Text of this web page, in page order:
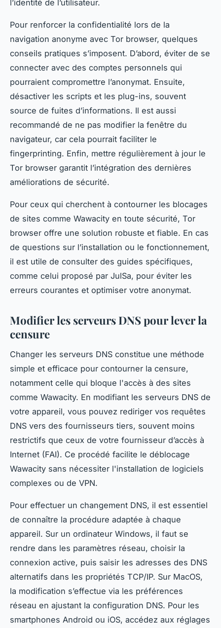
l’identité de l’utilisateur.
Pour renforcer la confidentialité lors de la
navigation anonyme avec Tor browser, quelques
conseils pratiques s’imposent. D’abord, éviter de se
connecter avec des comptes personnels qui
pourraient compromettre l’anonymat. Ensuite,
désactiver les scripts et les plug-ins, souvent
source de fuites d’informations. Il est aussi
recommandé de ne pas modifier la fenêtre du
navigateur, car cela pourrait faciliter le
fingerprinting. Enfin, mettre régulièrement à jour le
Tor browser garantit l’intégration des dernières
améliorations de sécurité.
Pour ceux qui cherchent à contourner les blocages
de sites comme Wawacity en toute sécurité, Tor
browser offre une solution robuste et fiable. En cas
de questions sur l’installation ou le fonctionnement,
il est utile de consulter des guides spécifiques,
comme celui proposé par JulSa, pour éviter les
erreurs courantes et optimiser votre anonymat.
Modifier les serveurs DNS pour lever la
censure
Changer les serveurs DNS constitue une méthode
simple et efficace pour contourner la censure,
notamment celle qui bloque l'accès à des sites
comme Wawacity. En modifiant les serveurs DNS de
votre appareil, vous pouvez rediriger vos requêtes
DNS vers des fournisseurs tiers, souvent moins
restrictifs que ceux de votre fournisseur d’accès à
Internet (FAI). Ce procédé facilite le déblocage
Wawacity sans nécessiter l'installation de logiciels
complexes ou de VPN.
Pour effectuer un changement DNS, il est essentiel
de connaître la procédure adaptée à chaque
appareil. Sur un ordinateur Windows, il faut se
rendre dans les paramètres réseau, choisir la
connexion active, puis saisir les adresses des DNS
alternatifs dans les propriétés TCP/IP. Sur MacOS,
la modification s’effectue via les préférences
réseau en ajustant la configuration DNS. Pour les
smartphones Android ou iOS, accédez aux réglages